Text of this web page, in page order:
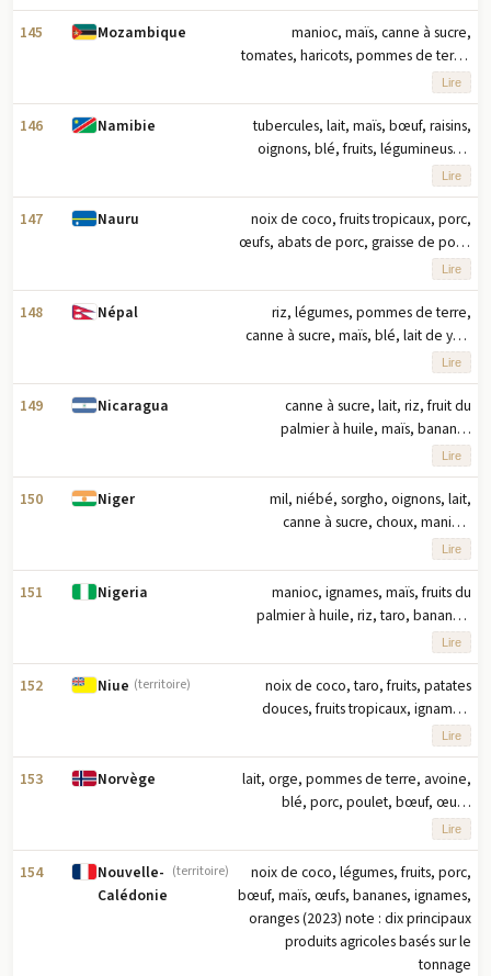
145 Mozambique
manioc, maïs, canne à sucre,
tomates, haricots, pommes de terre,
patates douces, bananes, noix de
coco, oignons (2023) note : dix
principaux produits agricoles basés
sur le tonnage
Lire
146 Namibie
tubercules, lait, maïs, bœuf, raisins,
oignons, blé, fruits, légumineuses,
légumes (2023) note : dix principaux
produits agricoles en fonction du
tonnage
Lire
147 Nauru
noix de coco, fruits tropicaux, porc,
œufs, abats de porc, graisse de porc,
poulet, papayes, légumes, choux
(2023) note : dix principaux produits
agricoles basés sur le tonnage
Lire
148 Népal
riz, légumes, pommes de terre,
canne à sucre, maïs, blé, lait de yak,
lait, mangues/goyaves, bananes
(2023) note : dix principaux produits
agricoles basés sur le tonnage
Lire
149 Nicaragua
canne à sucre, lait, riz, fruit du
palmier à huile, maïs, bananes
plantains, manioc, arachides,
haricots, poulet (2023) note : dix
principaux produits agricoles basés
sur le tonnage
Lire
150 Niger
mil, niébé, sorgho, oignons, lait,
canne à sucre, choux, manioc,
arachides, tomates (2023) note : dix
principaux produits agricoles basés
sur le tonnage
Lire
151 Nigeria
manioc, ignames, maïs, fruits du
palmier à huile, riz, taro, bananes,
légumes, sorgho, arachides (2023)
note : dix premiers produits agricoles
par tonnage
Lire
152 Niue (territoire)
noix de coco, taro, fruits, patates
douces, fruits tropicaux, ignames,
légumes, citrons/citrons verts,
bananes, porc (2023) note : les dix
principaux produits agricoles basés
sur le tonnage
Lire
153 Norvège
lait, orge, pommes de terre, avoine,
blé, porc, poulet, bœuf, œufs,
carottes/navets (2023) note : dix
principaux produits agricoles en
fonction du tonnage
Lire
154
Nouvelle-
Calédonie
(territoire)
noix de coco, légumes, fruits, porc,
bœuf, maïs, œufs, bananes, ignames,
oranges (2023) note : dix principaux
produits agricoles basés sur le
tonnage